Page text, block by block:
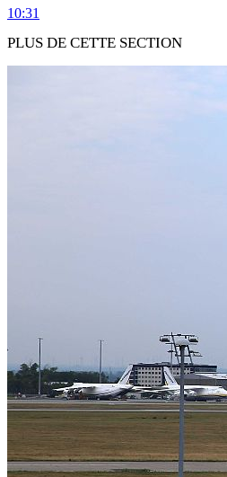
10:31
PLUS DE CETTE SECTION